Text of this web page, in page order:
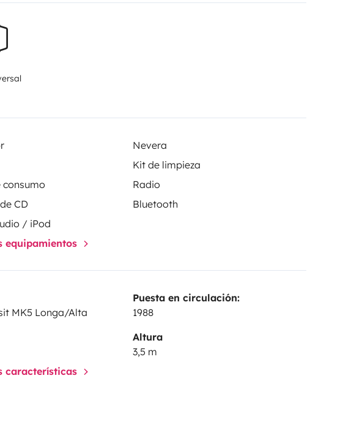
(agua fría y caliente);
y paneles fotovoltaicos - alta
ordenadores portátiles y otros equipos;
de cocina;
Nevera
Kit de limpieza
consumo
Radio
CD
Bluetooth
/ iPod
equipamientos
MK5 Longa/Alta
Puesta en circulación:
1988
Altura
3,5 m
características